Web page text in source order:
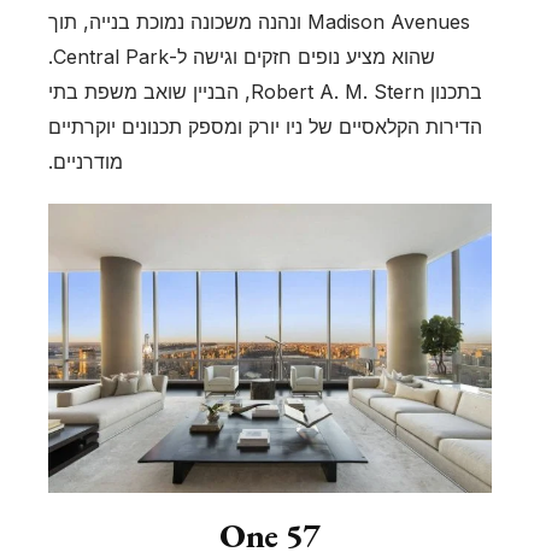
Madison Avenues ונהנה משכונה נמוכת בנייה, תוך
שהוא מציע נופים חזקים וגישה ל-Central Park.
בתכנון Robert A. M. Stern, הבניין שואב משפת בתי
הדירות הקלאסיים של ניו יורק ומספק תכנונים יוקרתיים
מודרניים.
One 57